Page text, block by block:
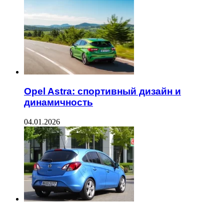
Opel Astra: спортивный дизайн и
динамичность
04.01.2026